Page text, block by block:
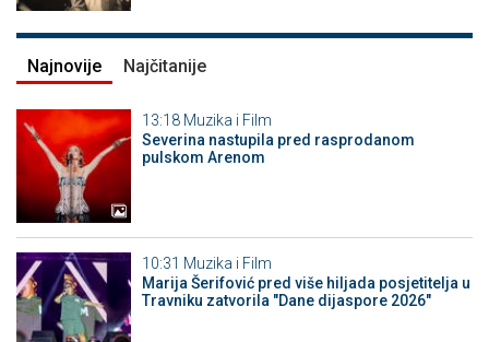
Najnovije Najčitanije
13:18 Muzika i Film
Severina nastupila pred rasprodanom
pulskom Arenom
10:31 Muzika i Film
Marija Šerifović pred više hiljada posjetitelja u
Travniku zatvorila "Dane dijaspore 2026"